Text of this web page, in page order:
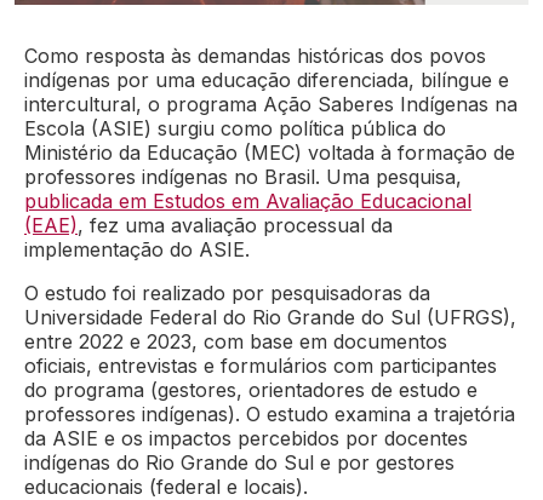
Como resposta às demandas históricas dos povos
indígenas por uma educação diferenciada, bilíngue e
intercultural, o programa Ação Saberes Indígenas na
Escola (ASIE) surgiu como política pública do
Ministério da Educação (MEC) voltada à formação de
professores indígenas no Brasil. Uma pesquisa,
publicada em Estudos em Avaliação Educacional
(EAE), fez uma avaliação processual da
implementação do ASIE.
O estudo foi realizado por pesquisadoras da
Universidade Federal do Rio Grande do Sul (UFRGS),
entre 2022 e 2023, com base em documentos
oficiais, entrevistas e formulários com participantes
do programa (gestores, orientadores de estudo e
professores indígenas). O estudo examina a trajetória
da ASIE e os impactos percebidos por docentes
indígenas do Rio Grande do Sul e por gestores
educacionais (federal e locais).